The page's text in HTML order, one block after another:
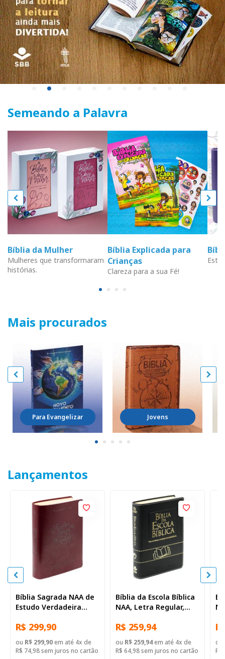
Semeando a Palavra
Bíblia da Mulher
Mulheres que transformaram
histórias.
Bíblia Explicada para
Crianças
Clareza para a sua Fé!
Mais procurados
Para Evangelizar Jovens
Lançamentos
Bíblia Sagrada NAA de
Estudo Verdadeira
Regular, com mapa,
Capa Couro Sintético
Ilustrada Marrom
R$ 299,90
ou R$ 299,90em até 4x de
R$ 74,98 sem juros no cartão
Bíblia da Escola Bíblica
NAA, Letra Regular,
Sintético Preta
R$ 259,94
ou R$ 259,94em até 4x de
R$ 64,98 sem juros no cartão
ou
R$